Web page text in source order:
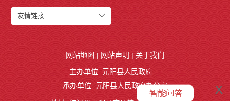
友情链接
x
网站地图 | 网站声明 | 关于我们
主办单位: 元阳县人民政府
承办单位: 元阳县人民政府办公室